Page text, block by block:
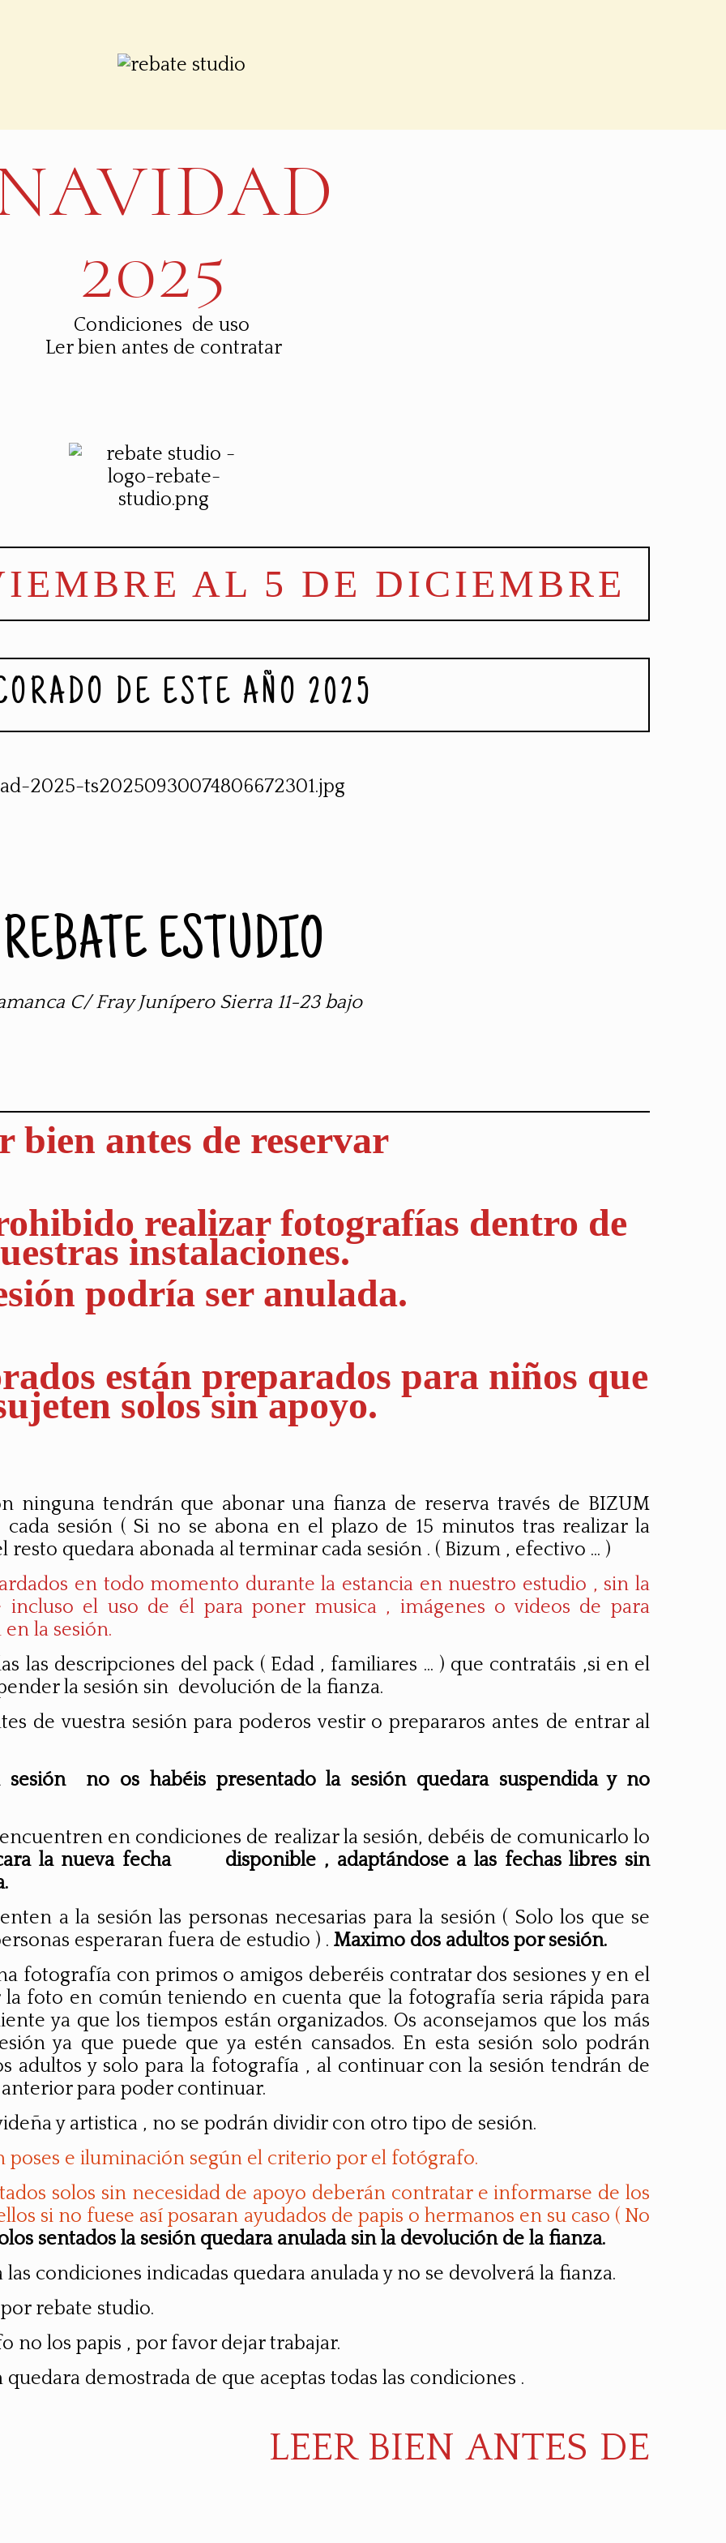
2025
Condiciones de uso
Ler bien antes de contratar
AL 5 DE DICIEMBRE
DE ESTE AÑO 2025
REBATE ESTUDIO
C/ Fray Junípero Sierra 11-23 bajo
bien antes de reservar
realizar fotografías dentro de
instalaciones.
podría ser anulada.
están preparados para niños que
solos sin apoyo.
ninguna tendrán que abonar una fianza de reserva través de BIZUM
sesión ( Si no se abona en el plazo de 15 minutos tras realizar la
quedara abonada al terminar cada sesión . ( Bizum , efectivo ... )
en todo momento durante la estancia en nuestro estudio , sin la
incluso el uso de él para poner musica , imágenes o videos de para
la sesión.
las descripciones del pack ( Edad , familiares ... ) que contratáis ,si en el
la sesión sin devolución de la fianza.
de vuestra sesión para poderos vestir o prepararos antes de entrar al
no os habéis presentado la sesión quedara suspendida y no
en condiciones de realizar la sesión, debéis de comunicarlo lo
la nueva fecha disponible , adaptándose a las fechas libres sin
a la sesión las personas necesarias para la sesión ( Solo los que se
esperaran fuera de estudio ) . Maximo dos adultos por sesión.
fotografía con primos o amigos deberéis contratar dos sesiones y en el
la foto en común teniendo en cuenta que la fotografía seria rápida para
ya que los tiempos están organizados. Os aconsejamos que los más
ya que puede que ya estén cansados. En esta sesión solo podrán
adultos y solo para la fotografía , al continuar con la sesión tendrán de
para poder continuar.
y artistica , no se podrán dividir con otro tipo de sesión.
poses e iluminación según el criterio por el fotógrafo.
solos sin necesidad de apoyo deberán contratar e informarse de los
si no fuese así posaran ayudados de papis o hermanos en su caso ( No
sentados la sesión quedara anulada sin la devolución de la fianza.
condiciones indicadas quedara anulada y no se devolverá la fianza.
rebate studio.
no los papis , por favor dejar trabajar.
demostrada de que aceptas todas las condiciones .
LEER BIEN ANTES DE